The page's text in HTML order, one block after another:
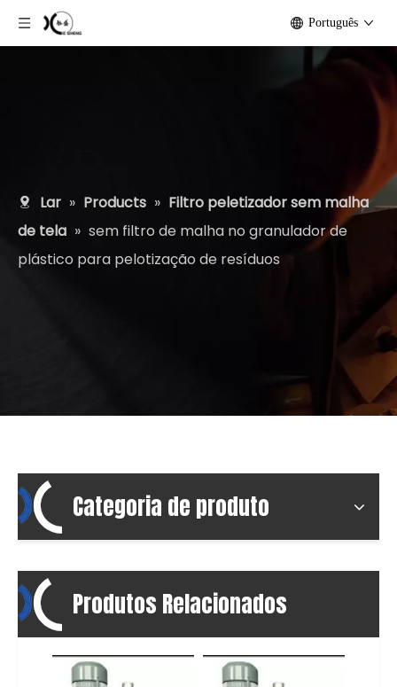
Português
Lar » Products » Filtro peletizador sem malha
de tela » sem filtro de malha no granulador de
plástico para pelotização de resíduos
Categoria de produto
Produtos Relacionados